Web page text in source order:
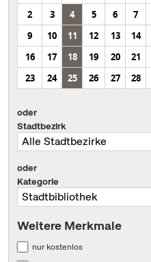
2
3 4 5 6 7
9
10 11 12 13 14
16
17 18 19 20 21
23
24 25 26 27 28
oder
Stadtbezirk
oder
Kategorie
Weitere Merkmale
nur kostenlos